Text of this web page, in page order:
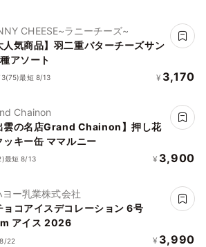
CHEESE~ラニーチーズ~
人気商品】羽二重バターチーズサン
アソート
(75)最短 8/13 ¥ 3,170
Chainon
雲の名店Grand Chainon】押し花
ッキー缶 ママルニー
最短 8/13 ¥ 3,900
ヨー乳業株式会社
ョコアイスデコレーション 6号
アイス 2026
22 ¥ 3,990